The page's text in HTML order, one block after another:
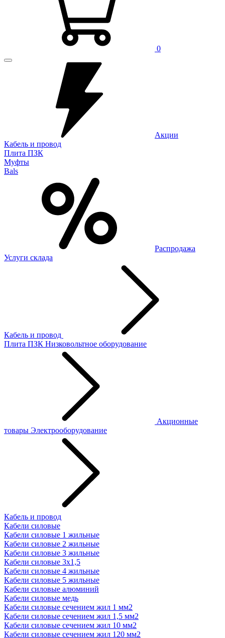
0
Акции
Кабель и провод
Плита ПЗК
Муфты
Bals
Распродажа
Услуги склада
Кабель и провод
Плита ПЗК Низковольтное оборудование
Акционные
товары Электрооборудование
Кабель и провод
Кабели силовые
Кабели силовые 1 жильные
Кабели силовые 2 жильные
Кабели силовые 3 жильные
Кабели силовые 3х1,5
Кабели силовые 4 жильные
Кабели силовые 5 жильные
Кабели силовые алюминий
Кабели силовые медь
Кабели силовые сечением жил 1 мм2
Кабели силовые сечением жил 1,5 мм2
Кабели силовые сечением жил 10 мм2
Кабели силовые сечением жил 120 мм2